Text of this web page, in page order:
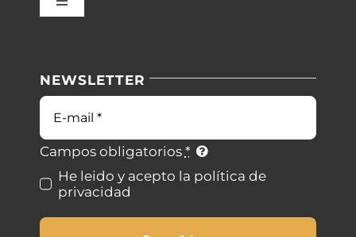
Blog
Contacto
Toggle
Condiciones de uso
Ley de cookies
Desistimiento
NEWSLETTER
Correo
electrónico
Campos obligatorios *
He leido y acepto la política de
privacidad